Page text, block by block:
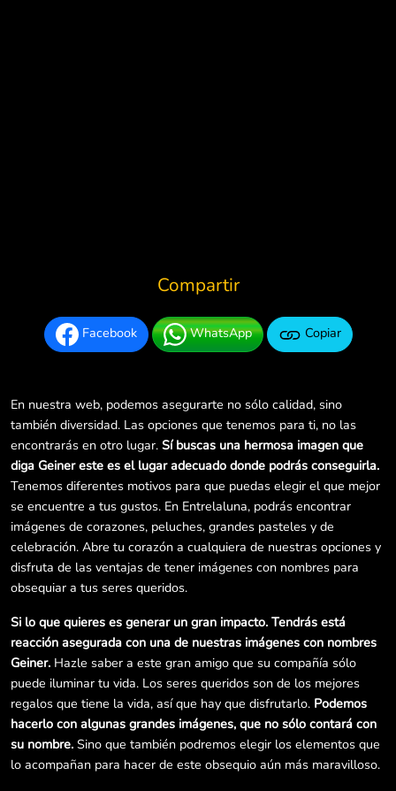
Compartir
Facebook WhatsApp Copiar
En nuestra web, podemos asegurarte no sólo calidad, sino
también diversidad. Las opciones que tenemos para ti, no las
encontrarás en otro lugar. Sí buscas una hermosa imagen que
diga Geiner este es el lugar adecuado donde podrás conseguirla.
Tenemos diferentes motivos para que puedas elegir el que mejor
se encuentre a tus gustos. En Entrelaluna, podrás encontrar
imágenes de corazones, peluches, grandes pasteles y de
celebración. Abre tu corazón a cualquiera de nuestras opciones y
disfruta de las ventajas de tener imágenes con nombres para
obsequiar a tus seres queridos.
Si lo que quieres es generar un gran impacto. Tendrás está
reacción asegurada con una de nuestras imágenes con nombres
Geiner. Hazle saber a este gran amigo que su compañía sólo
puede iluminar tu vida. Los seres queridos son de los mejores
regalos que tiene la vida, así que hay que disfrutarlo. Podemos
hacerlo con algunas grandes imágenes, que no sólo contará con
su nombre. Sino que también podremos elegir los elementos que
lo acompañan para hacer de este obsequio aún más maravilloso.